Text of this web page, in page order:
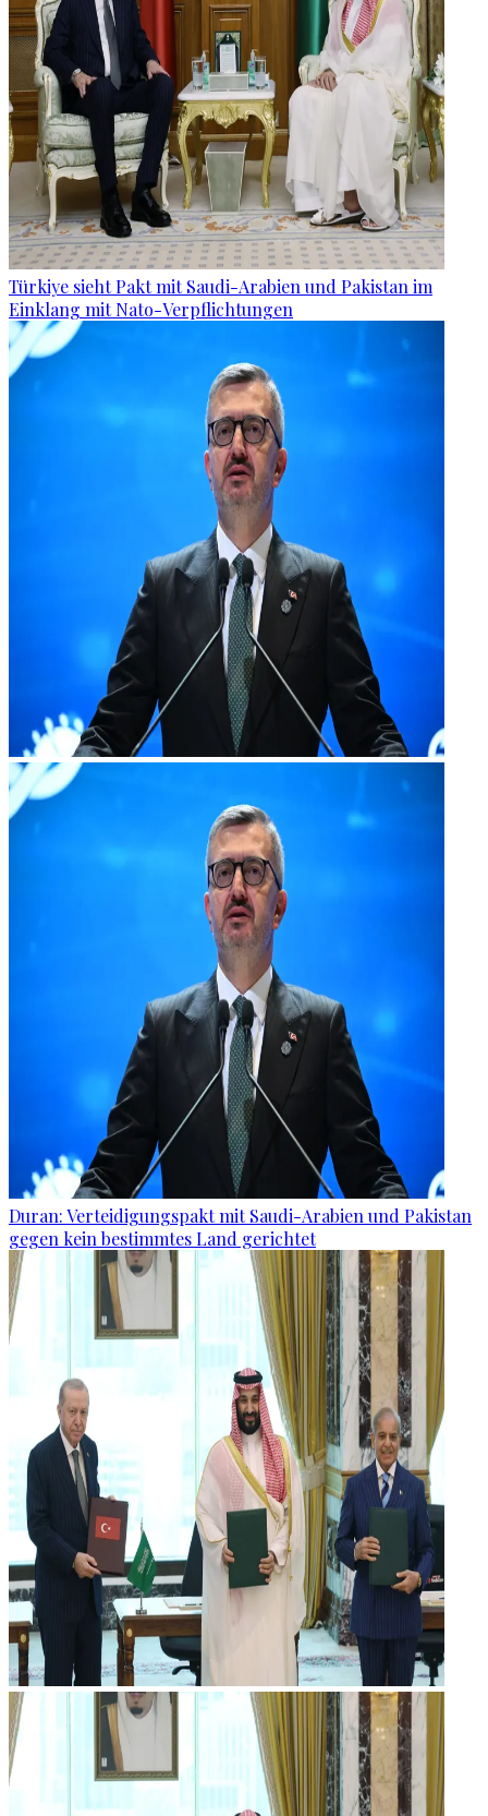
Türkiye sieht Pakt mit Saudi-Arabien und Pakistan im
Einklang mit Nato-Verpflichtungen
Duran: Verteidigungspakt mit Saudi-Arabien und Pakistan
gegen kein bestimmtes Land gerichtet